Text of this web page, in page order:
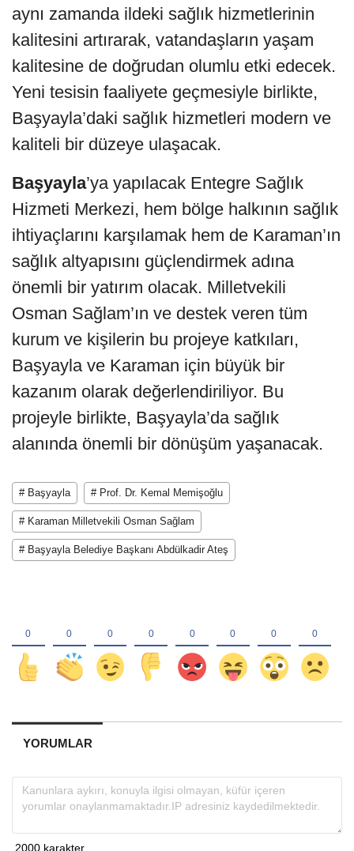
aynı zamanda ildeki sağlık hizmetlerinin
kalitesini artırarak, vatandaşların yaşam
kalitesine de doğrudan olumlu etki edecek.
Yeni tesisin faaliyete geçmesiyle birlikte,
Başyayla’daki sağlık hizmetleri modern ve
kaliteli bir düzeye ulaşacak.
Başyayla’ya yapılacak Entegre Sağlık
Hizmeti Merkezi, hem bölge halkının sağlık
ihtiyaçlarını karşılamak hem de Karaman’ın
sağlık altyapısını güçlendirmek adına
önemli bir yatırım olacak. Milletvekili
Osman Sağlam’ın ve destek veren tüm
kurum ve kişilerin bu projeye katkıları,
Başyayla ve Karaman için büyük bir
kazanım olarak değerlendiriliyor. Bu
projeyle birlikte, Başyayla’da sağlık
alanında önemli bir dönüşüm yaşanacak.
# Başyayla # Prof. Dr. Kemal Memişoğlu
# Karaman Milletvekili Osman Sağlam
# Başyayla Belediye Başkanı Abdülkadir Ateş
YORUMLAR